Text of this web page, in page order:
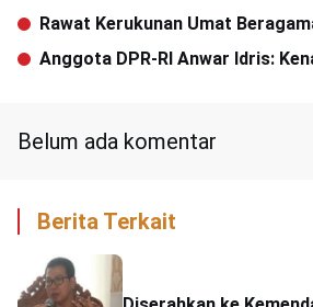
Rawat Kerukunan Umat
Lemhanas Ajak Kedepankan
Anggota DPR-RI Anwar Idris:
Belum ada komentar
Berita Terkait